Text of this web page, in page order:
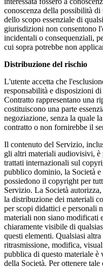
conoscenza della possibilità
dello scopo essenziale di
giurisdizioni non consentono
incidentali o consequenziali,
cui sopra potrebbe non
Distribuzione del rischio
L'utente accetta che
responsabilità e disposizioni
Contratto rappresentano una
costituiscono una parte
negoziazione, senza la quale
contratto o non fornirebbe il
Il contenuto del Servizio,
gli altri materiali audiovisivi, è
trattati internazionali sul
pubblico dominio, la Società
possiedono il copyright per
Servizio. La Società
la distribuzione dei materiali
per scopi didattici e personali
materiali non siano modificati
chiaramente visibile di
questi elementi. Qualsiasi
ritrasmissione, modifica,
pubblica di questo materiale è
della Società. Per ottenere